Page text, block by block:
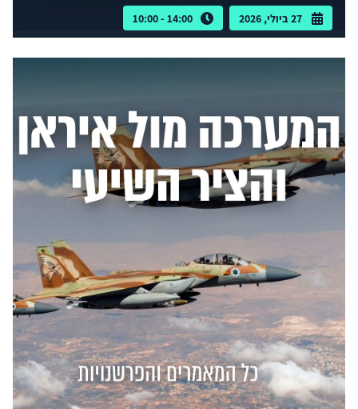
27 ביולי, 2026 14:00 - 10:00